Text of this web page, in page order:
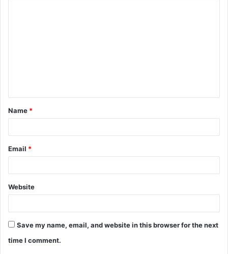
t
*
Name *
Email *
Website
Save my name, email, and website in this browser for the next
time I comment.